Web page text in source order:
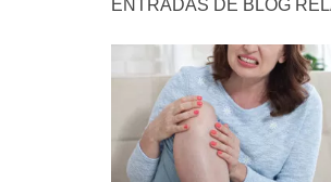
ENTRADAS DE BLOG